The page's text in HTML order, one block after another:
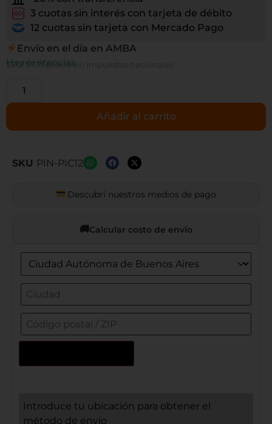
3 cuotas sin interés con tarjeta de débito
12 cuotas sin tarjeta con Mercado Pago
Envío en el día en AMBA
$21.734,71precio sin impuestos nacionales
Hay existencias
Añadir al carrito
SKU PIN-PIC12
Descubrí nuestros medios de pago
Calcular costo de envío
Introduce tu ubicación para obtener el
método de envío